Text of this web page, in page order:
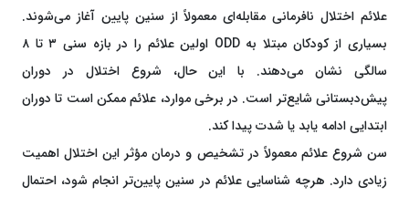
علائم اختلال نافرمانی مقابله‌ای معمولاً از سنین پایین آغاز می‌شوند.
بسیاری از کودکان مبتلا به ODD اولین علائم را در بازه سنی ۳ تا ۸
سالگی نشان می‌دهند. با این حال، شروع اختلال در دوران
پیش‌دبستانی شایع‌تر است. در برخی موارد، علائم ممکن است تا دوران
ابتدایی ادامه یابد یا شدت پیدا کند.
سن شروع علائم معمولاً در تشخیص و درمان مؤثر این اختلال اهمیت
زیادی دارد. هرچه شناسایی علائم در سنین پایین‌تر انجام شود، احتمال